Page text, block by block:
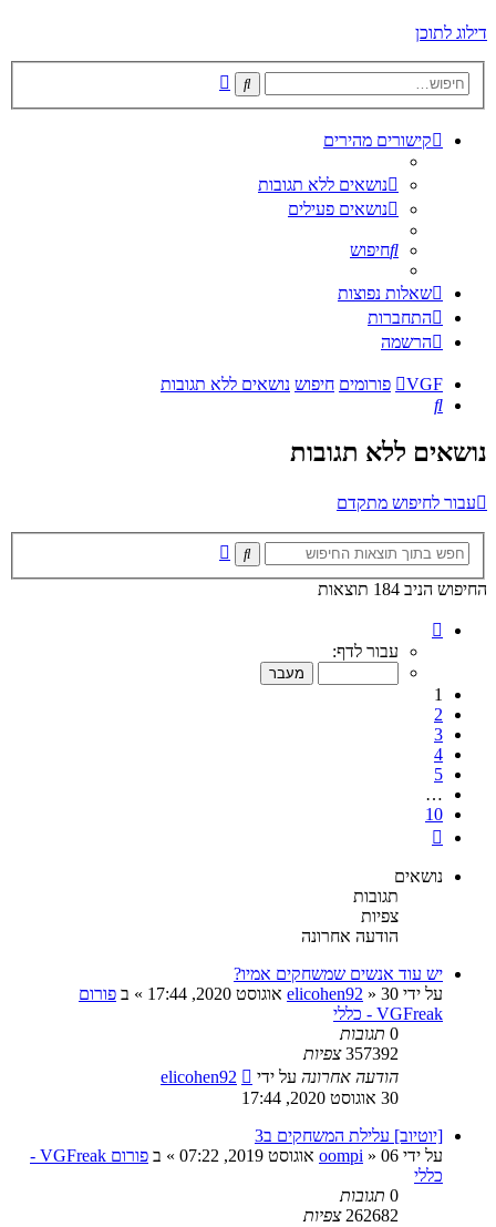
דילוג לתוכן
חיפוש
קישורים מהירים
נושאים ללא תגובות
נושאים פעילים
חיפוש
שאלות נפוצות
התחברות
הרשמה
VGF פורומים חיפוש נושאים ללא תגובות
חיפוש
נושאים ללא תגובות
עבור לחיפוש מתקדם
חיפוש
החיפוש הניב 184 תוצאות
מתוך
עבור לדף:
1
2
3
4
5
…
10
נושאים
תגובות
צפיות
הודעה אחרונה
יש עוד אנשים שמשחקים אמיו?
על ידי
elicohen92 » 30 אוגוסט 2020, 17:44 » ב פורום
VGFreak - כללי
0 תגובות
357392 צפיות
הודעה אחרונה על ידי
elicohen92
30 אוגוסט 2020, 17:44
[יוטיוב] עלילת המשחקים ב3
על ידי
oompi » 06 אוגוסט 2019, 07:22 » ב
פורום VGFreak -
כללי
0 תגובות
262682 צפיות